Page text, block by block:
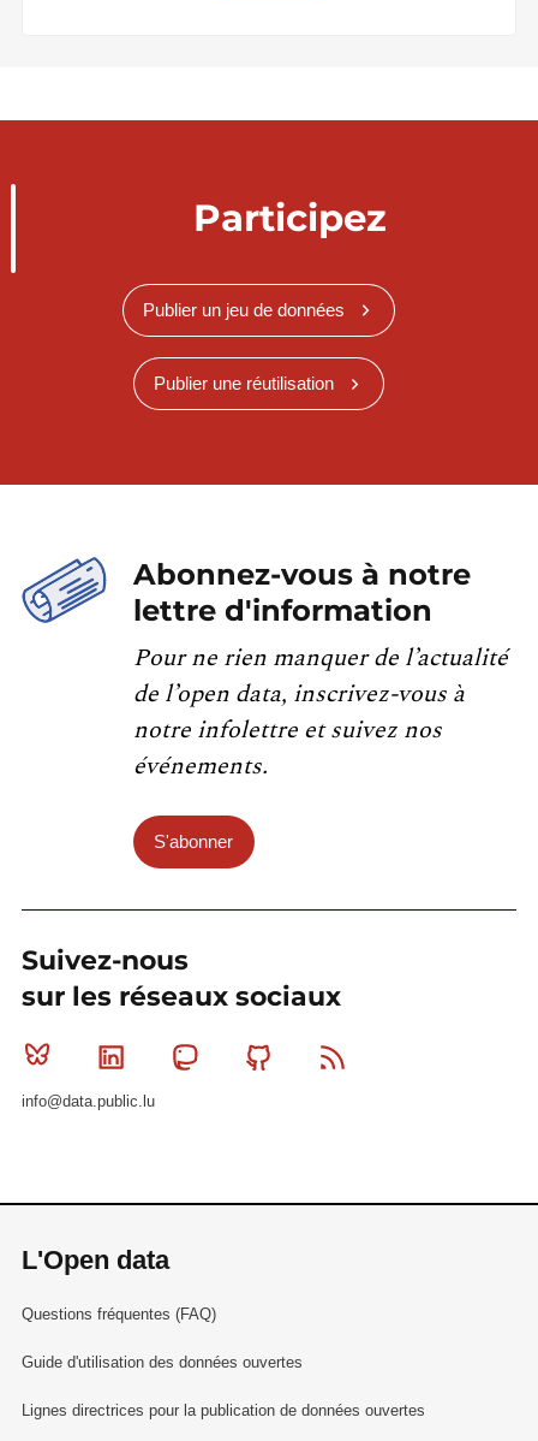
Participez
Publier un jeu de données
Publier une réutilisation
Abonnez-vous à notre
lettre d'information
Pour ne rien manquer de l’actualité
de l’open data, inscrivez-vous à
notre infolettre et suivez nos
événements.
S'abonner
Suivez-nous
sur les réseaux sociaux
Bluesky Linkedin MastodonGithub
info@data.public.lu
L'Open data
Questions fréquentes (FAQ)
Guide d'utilisation des données ouvertes
Lignes directrices pour la publication de données ouvertes